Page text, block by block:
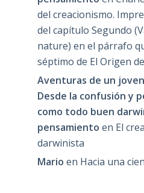
del creacionismo.
del capítulo Segundo
nature) en el párrafo
séptimo de El Origen
Aventuras de un
Desde la confusión y
como todo buen
pensamiento en El
darwinista
Mario en Hacia una